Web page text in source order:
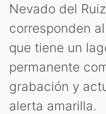
Nevado del
corresponden
que tiene un
permanente
grabación y
alerta amarilla.